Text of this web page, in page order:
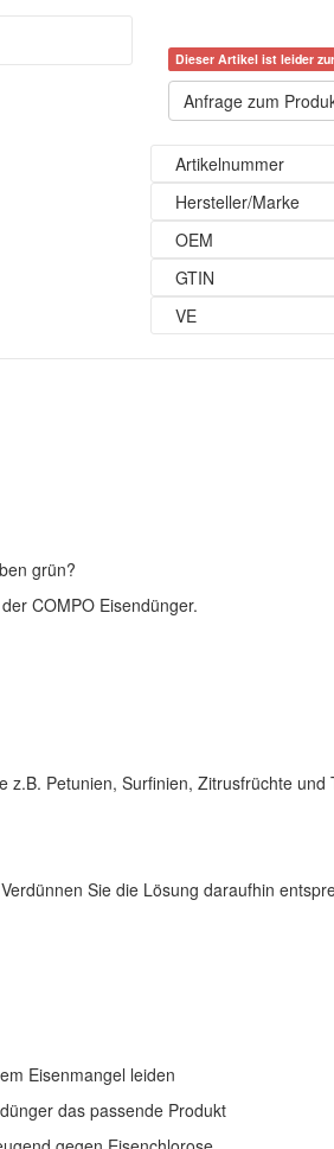
Dieser Artikel ist leider
Anfrage zum
Artikelnummer
Hersteller/Marke
OEM
GTIN
VE
grün?
COMPO Eisendünger.
Petunien, Surfinien, Zitrusfrüchte und
Sie die Lösung daraufhin
Eisenmangel leiden
das passende Produkt